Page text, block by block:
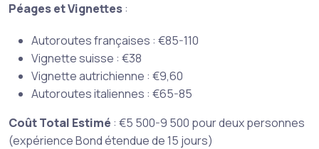
Péages et Vignettes:
Autoroutes françaises : €85-110
Vignette suisse : €38
Vignette autrichienne : €9,60
Autoroutes italiennes : €65-85
Coût Total Estimé : €5 500-9 500 pour deux personnes
(expérience Bond étendue de 15 jours)